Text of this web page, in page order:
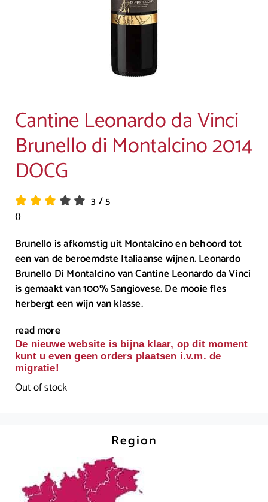
Cantine Leonardo da Vinci
Brunello di Montalcino 2014
DOCG
3 /5
()
Brunello is afkomstig uit Montalcino en behoord tot
een van de beroemdste Italiaanse wijnen. Leonardo
Brunello Di Montalcino van Cantine Leonardo da Vinci
is gemaakt van 100% Sangiovese. De mooie fles
herbergt een wijn van klasse.
read more
De nieuwe website is bijna klaar, op dit moment
kunt u even geen orders plaatsen i.v.m. de
migratie!
Out of stock
Region